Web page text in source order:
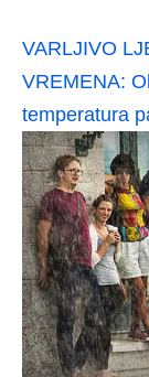
VARLJIVO
VREMENA:
temperatura